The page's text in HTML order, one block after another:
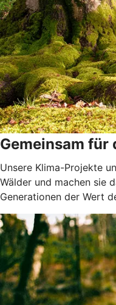
Gemeinsam für
Unsere Klima-Projekte
Wälder und machen sie
Generationen der Wert